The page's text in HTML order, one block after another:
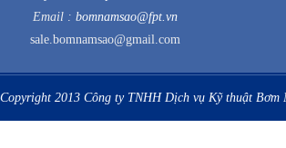
Email : bomnamsao@fpt.vn
sale.bomnamsao@gmail.com
Copyright 2013 Công ty TNHH Dịch vụ Kỹ thuật Bơm